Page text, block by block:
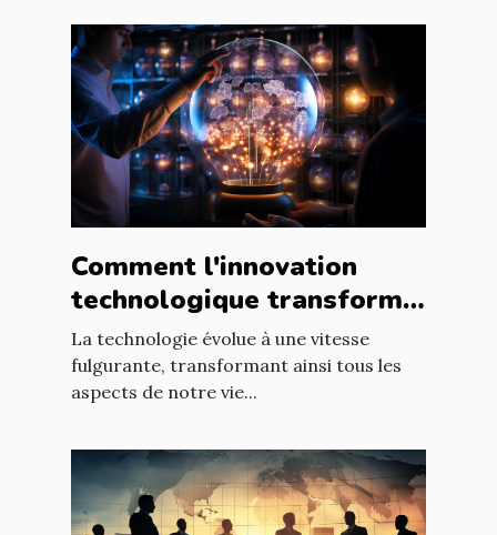
Comment l'innovation
technologique transforme
les entreprises à l'échelle
mondiale
La technologie évolue à une vitesse
fulgurante, transformant ainsi tous les
aspects de notre vie...